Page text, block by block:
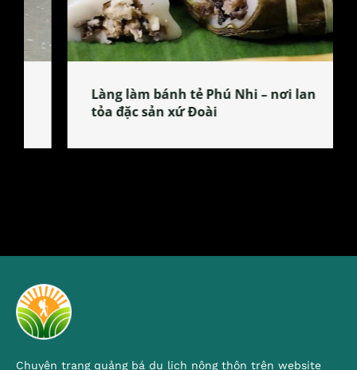
Làng làm bánh tẻ Phú Nhi – nơi lan
tỏa đặc sản xứ Đoài
Chuyên trang quảng bá du lịch nông thôn trên website